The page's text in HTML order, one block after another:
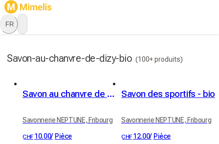
FR
Savon-au-chanvre-de-dizy-bio (100+ produits)
Savon au chanvre de Dizy - bio
Savonnerie NEPTUNE, Fribourg
CHF 10.00/ Pièce
Savon des sportifs - bio
Savonnerie NEPTUNE, Fribourg
CHF 12.00/ Pièce